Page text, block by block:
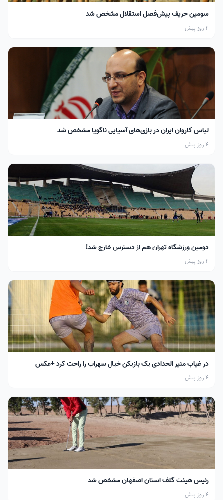
سومین حریف پیش‌فصل استقلال مشخص شد
4 روز پیش
لباس کاروان ایران در بازی‌های آسیایی ناگویا مشخص شد
4 روز پیش
دومین ورزشگاه تهران هم از دسترس خارج شد!
4 روز پیش
در غیاب منیر الحدادی یک بازیکن خیال سهراب را راحت کرد +عکس
4 روز پیش
رئیس هیئت گلف استان اصفهان مشخص شد
4 روز پیش